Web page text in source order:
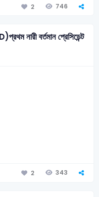
2 746
নারী বর্তমান প্রেসিডেন্ট
2 343